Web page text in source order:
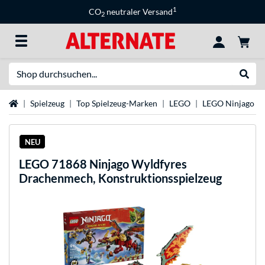
CO2 neutraler Versand1
StartseiteSpielzeug Top Spielzeug-Marken LEGO LEGO Ninjago
NEU
LEGO 71868 Ninjago Wyldfyres
Drachenmech, Konstruktionsspielzeug